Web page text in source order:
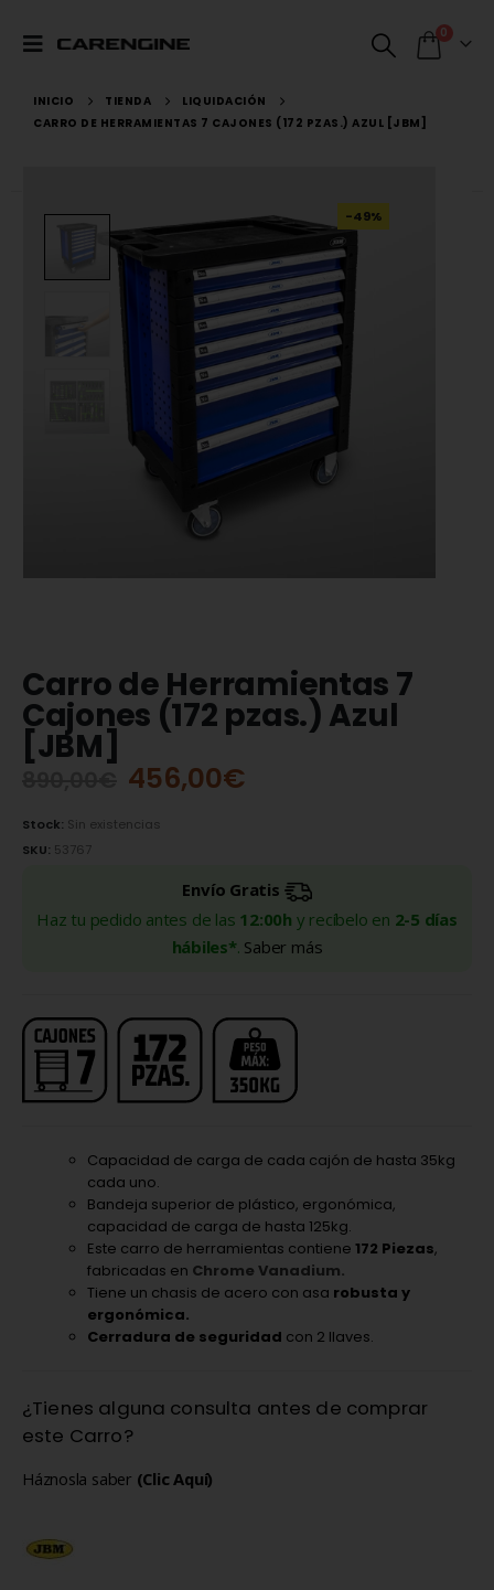
0
INICIO TIENDA
LIQUIDACIÓN
CARRO DE HERRAMIENTAS 7 CAJONES (172 PZAS.) AZUL [JBM]
-49%
Carro de Herramientas 7
Cajones (172 pzas.) Azul
[JBM]
456,00€
Stock: Sin existencias
SKU: 53767
Envío Gratis
Haz tu pedido antes de las 12:00h y recíbelo en 2-5 días
hábiles*. Saber más
Capacidad de carga de cada cajón de hasta 35kg
cada uno.
Bandeja superior de plástico, ergonómica,
capacidad de carga de hasta 125kg.
Este carro de herramientas contiene172 Piezas,
fabricadas en Chrome Vanadium.
Tiene un chasis de acero con asa robusta y
ergonómica.
Cerradura de seguridad con 2 llaves.
¿Tienes alguna consulta antes de comprar
este Carro?
Háznosla saber (Clic Aquí)